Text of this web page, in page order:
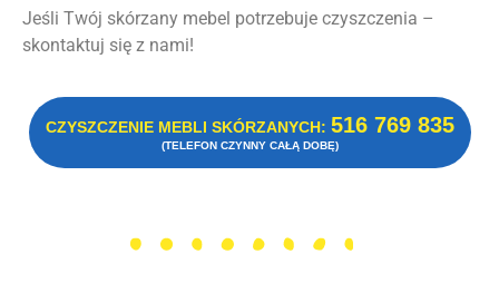
Jeśli Twój skórzany mebel potrzebuje czyszczenia –
skontaktuj się z nami!
CZYSZCZENIE MEBLI SKÓRZANYCH: 516 769 835
(TELEFON CZYNNY CAŁĄ DOBĘ)